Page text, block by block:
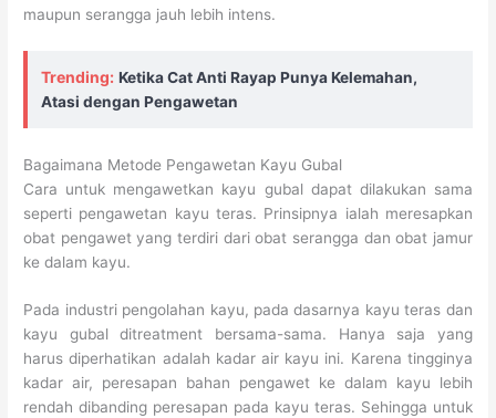
maupun serangga jauh lebih intens.
Trending: Ketika Cat Anti Rayap Punya Kelemahan,
Atasi dengan Pengawetan
Bagaimana Metode Pengawetan Kayu Gubal
Cara untuk mengawetkan kayu gubal dapat dilakukan sama
seperti pengawetan kayu teras. Prinsipnya ialah meresapkan
obat pengawet yang terdiri dari obat serangga dan obat jamur
ke dalam kayu.
Pada industri pengolahan kayu, pada dasarnya kayu teras dan
kayu gubal ditreatment bersama-sama. Hanya saja yang
harus diperhatikan adalah kadar air kayu ini. Karena tingginya
kadar air, peresapan bahan pengawet ke dalam kayu lebih
rendah dibanding peresapan pada kayu teras. Sehingga untuk